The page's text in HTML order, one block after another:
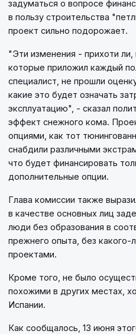
задуматься о вопросе
в пользу строительства
проект сильно подорожает.
"Эти изменения - прихоти
которые приложил каждый
специалист, не прошли
какие это будет означать
эксплуатацию", - сказал
эффект снежного кома.
опциями, как тот
снабдили различными
что будет финансировать
дополнительные опции.
Глава комиссии также
в качестве основных лиц
люди без образования в
прежнего опыта, без какого-
проектами.
Кроме того, не было
похожими в других местах,
Испании.
Как сообщалось, 13 июня